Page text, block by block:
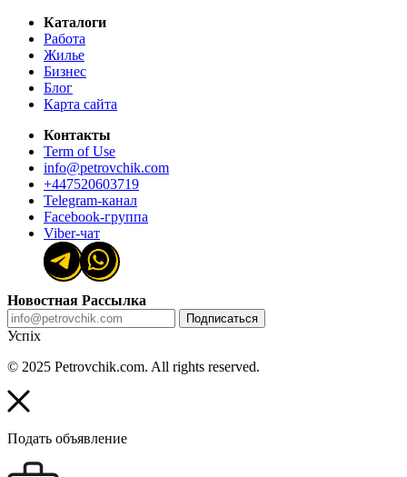
Каталоги
Работа
Жилье
Бизнес
Блог
Карта сайта
Контакты
Term of Use
info@petrovchik.com
+447520603719
Telegram-канал
Facebook-группа
Viber-чат
Новостная Рассылка
Подписаться
Успіх
© 2025 Petrovchik.com. All rights reserved.
Подать объявление